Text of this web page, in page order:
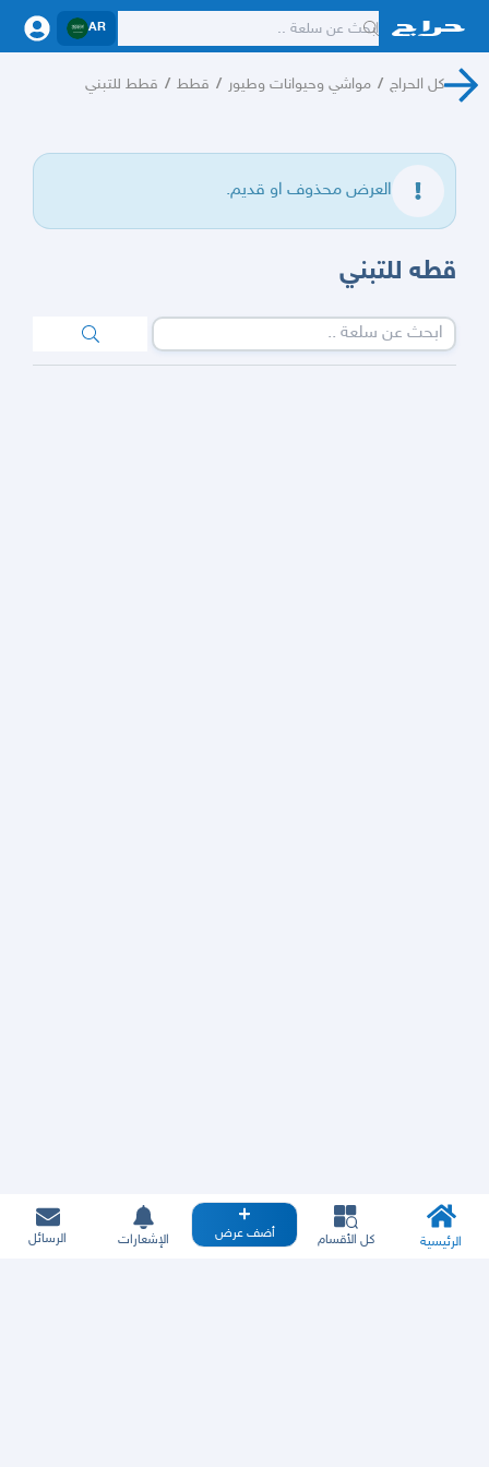
AR
كل الحراج / مواشي وحيوانات وطيور / قطط / قطط للتبني
العرض محذوف او قديم.
قطه للتبني
الرئيسية كل الأقسام أضف عرض الإشعارات الرسائل